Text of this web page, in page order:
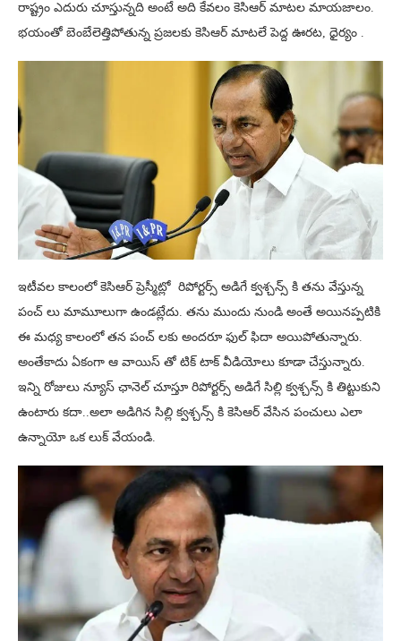
రాష్ట్రం ఎదురు చూస్తున్నది అంటే అది కేవలం కెసిఆర్ మాటల మాయజాలం.
భయంతో బెంబేలెత్తిపోతున్న ప్రజలకు కెసిఆర్ మాటలే పెద్ద ఊరట, ధైర్యం .
ఇటీవల కాలంలో కెసిఆర్ ప్రెస్మీట్లో రిపోర్టర్స్ అడిగే క్వశ్చన్స్ కి తను వేస్తున్న
పంచ్ లు మామూలుగా ఉండట్లేదు. తను ముందు నుండి అంతే అయినప్పటికి
ఈ మధ్య కాలంలో తన పంచ్ లకు అందరూ ఫుల్ ఫిదా అయిపోతున్నారు.
అంతేకాదు ఏకంగా ఆ వాయిస్ తో టిక్ టాక్ వీడియోలు కూడా చేస్తున్నారు.
ఇన్ని రోజులు న్యూస్ ఛానెల్ చూస్తూ రిపోర్టర్స్ అడిగే సిల్లి క్వశ్చన్స్ కి తిట్టుకుని
ఉంటారు కదా..అలా అడిగిన సిల్లి క్వశ్చన్స్ కి కెసిఆర్ వేసిన పంచులు ఎలా
ఉన్నాయో ఒక లుక్ వేయండి.